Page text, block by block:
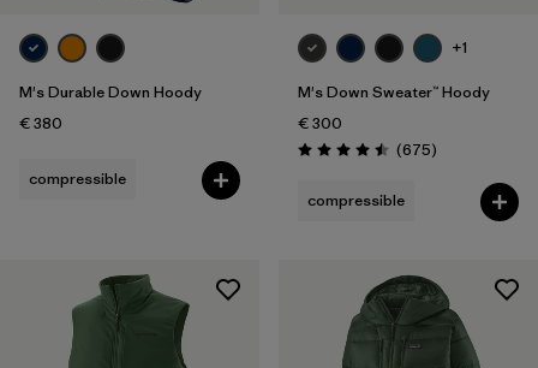
M's Durable Down Hoody
€ 380
compressible
+1
M's Down Sweater™ Hoody
€ 300
Évaluation: 4.5 / 5
(675Avis
)
compressible